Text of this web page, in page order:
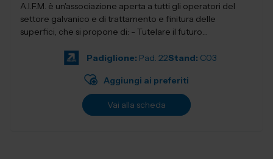
A.I.F.M. è un'associazione aperta a tutti gli operatori del
settore galvanico e di trattamento e finitura delle
superfici, che si propone di: - Tutelare il futuro
Padiglione: Pad. 22Stand: C03
Aggiungi ai preferiti
Vai alla scheda